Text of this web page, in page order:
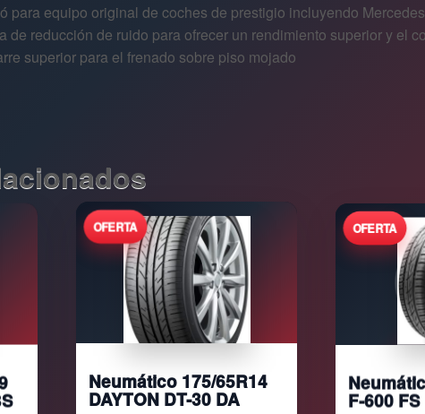
para equipo original de coches de prestigio incluyendo
de reducción de ruido para ofrecer un rendimiento superior y el
superior para el frenado sobre piso mojado
Neumático 175/65R14
DAYTON DT-30 DA F-600 FS